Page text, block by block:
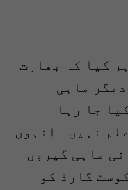
کیا کہ بھارت
ماہی
جا رہا
نہیں۔ انہوں
ماہی گیروں
گارڈ کو